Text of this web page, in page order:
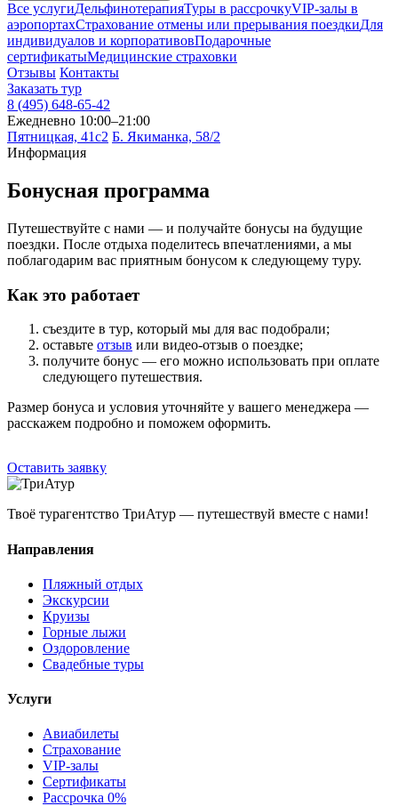
Все услугиДельфинотерапияТуры в рассрочкуVIP-залы в
аэропортахСтрахование отмены или прерывания поездкиДля
индивидуалов и корпоративовПодарочные
сертификатыМедицинские страховки
Отзывы Контакты
Заказать тур
8 (495) 648-65-42
Ежедневно 10:00–21:00
Пятницкая, 41с2 Б. Якиманка, 58/2
Информация
Бонусная программа
Путешествуйте с нами — и получайте бонусы на будущие
поездки. После отдыха поделитесь впечатлениями, а мы
поблагодарим вас приятным бонусом к следующему туру.
Как это работает
съездите в тур, который мы для вас подобрали;
оставьте отзыв или видео-отзыв о поездке;
получите бонус — его можно использовать при оплате
следующего путешествия.
Размер бонуса и условия уточняйте у вашего менеджера —
расскажем подробно и поможем оформить.
Оставить заявку
Твоё турагентство ТриАтур — путешествуй вместе с нами!
Направления
Пляжный отдых
Экскурсии
Круизы
Горные лыжи
Оздоровление
Свадебные туры
Услуги
Авиабилеты
Страхование
VIP-залы
Сертификаты
Рассрочка 0%